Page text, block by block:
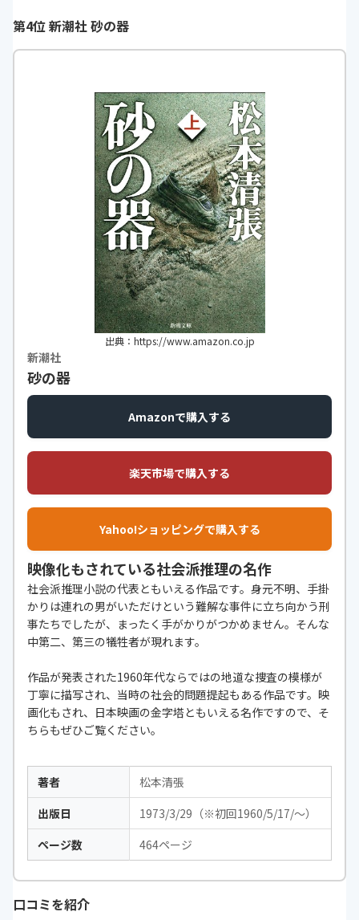
たなぁとびっくり仰天です。
https://monita.online
第4位 新潮社 砂の器
出典：https://www.amazon.co.jp
新潮社
砂の器
Amazonで購入する
楽天市場で購入する
Yahoo!ショッピングで購入する
映像化もされている社会派推理の名作
社会派推理小説の代表ともいえる作品です。身元不明、手掛
かりは連れの男がいただけという難解な事件に立ち向かう刑
事たちでしたが、まったく手がかりがつかめません。そんな
中第二、第三の犠牲者が現れます。
作品が発表された1960年代ならではの地道な捜査の模様が
丁寧に描写され、当時の社会的問題提起もある作品です。映
画化もされ、日本映画の金字塔ともいえる名作ですので、そ
ちらもぜひご覧ください。
著者
松本清張
出版日
1973/3/29（※初回1960/5/17/～）
ページ数
464ページ
口コミを紹介